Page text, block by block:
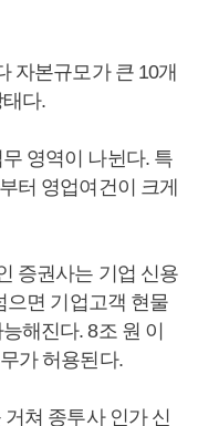
자본규모가 큰 10개
다.
영역이 나뉜다. 특
터 영업여건이 크게
증권사는 기업 신용
으면 기업고객 현물
해진다. 8조 원 이
가 허용된다.
쳐 종투사 인가 신